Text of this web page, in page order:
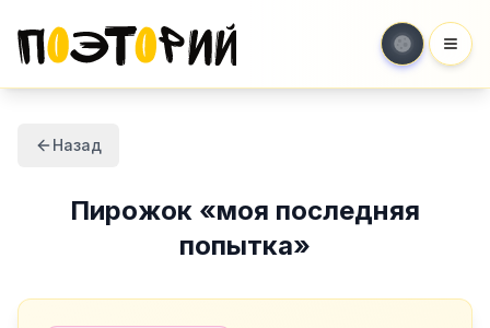
Назад
Пирожок «моя последняя
попытка»